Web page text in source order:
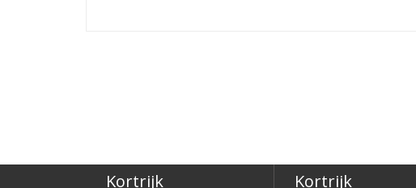
Kortrijk Kortrijk